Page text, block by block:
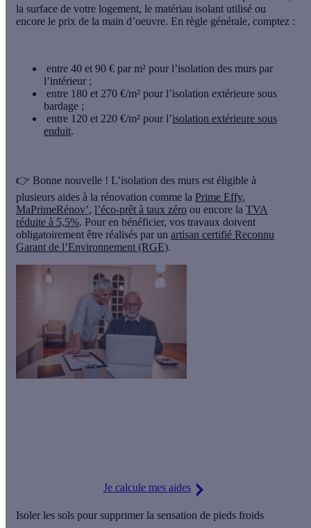
la surface de votre logement, le matériau isolant utilisé ou
encore le prix de la main d’oeuvre. En règle générale, comptez :
entre 40 et 90 € par m² pour l’isolation des murs par
l’intérieur ;
entre 180 et 270 €/m² pour l’isolation extérieure sous
bardage ;
entre 120 et 220 €/m² pour l’isolation extérieure sous
enduit.
👉 Bonne nouvelle ! L’isolation des murs est éligible à
plusieurs aides à la rénovation comme la Prime Effy,
MaPrimeRénov’, l’éco-prêt à taux zéro ou encore la TVA
réduite à 5,5%. Pour en bénéficier, vos travaux doivent
obligatoirement être réalisés par un artisan certifié Reconnu
Garant de l’Environnement (RGE).
Je calcule mes aides
Isoler les sols pour supprimer la sensation de pieds froids